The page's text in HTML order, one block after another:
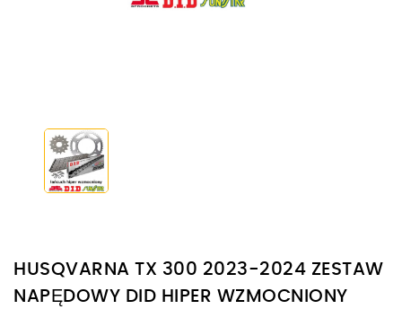
HUSQVARNA TX 300 2023-2024 ZESTAW
NAPĘDOWY DID HIPER WZMOCNIONY